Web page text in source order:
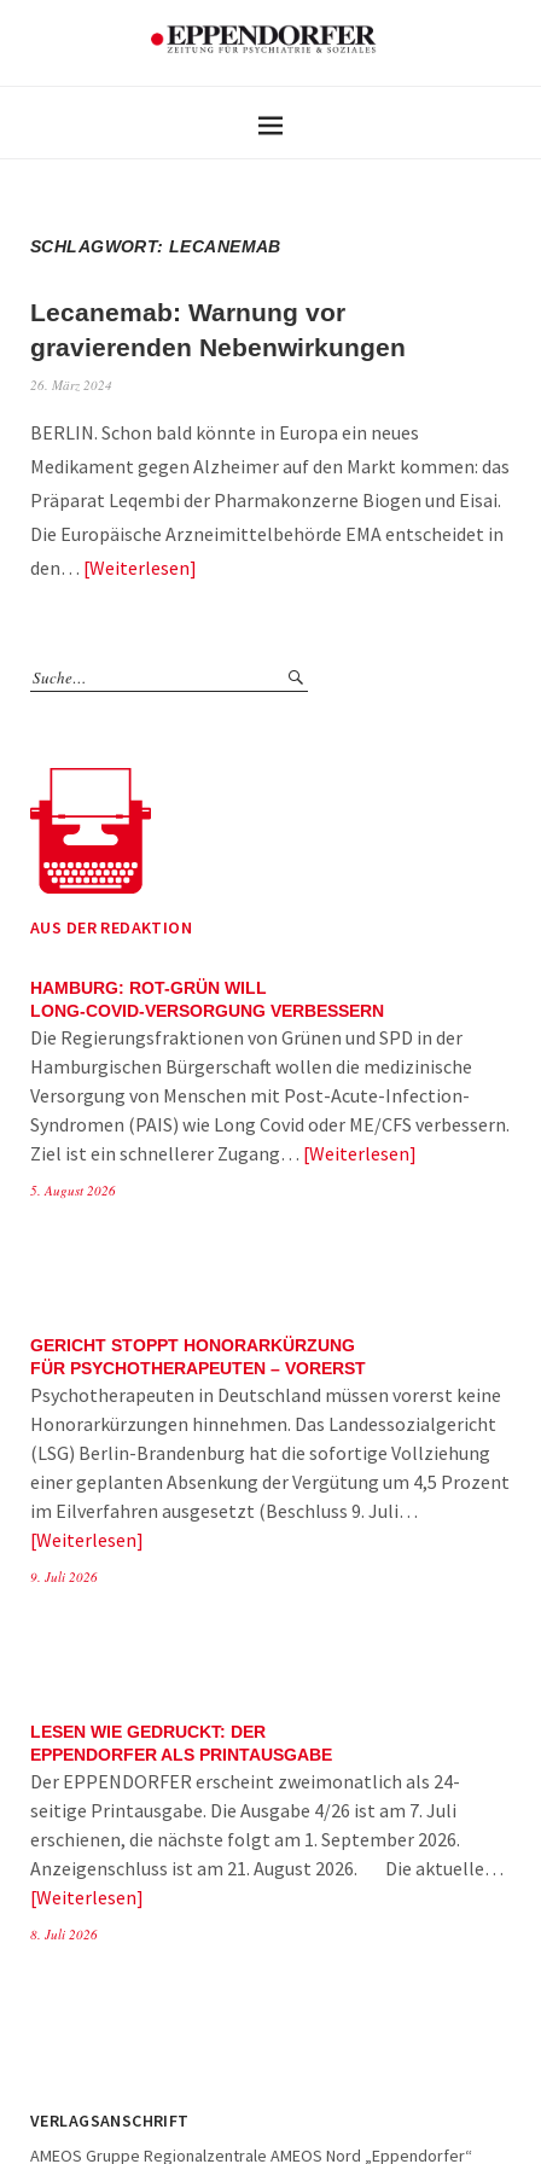
SCHLAGWORT:LECANEMAB
Lecanemab: Warnung vor
gravierenden Nebenwirkungen
26. März 2024
BERLIN. Schon bald könnte in Europa ein neues
Medikament gegen Alzheimer auf den Markt kommen: das
Präparat Leqembi der Pharmakonzerne Biogen und Eisai.
Die Europäische Arzneimittelbehörde EMA entscheidet in
den… Weiterlesen
AUS DER REDAKTION
HAMBURG: ROT-GRÜN WILL
LONG-COVID-VERSORGUNG VERBESSERN
Die Regierungsfraktionen von Grünen und SPD in der
Hamburgischen Bürgerschaft wollen die medizinische
Versorgung von Menschen mit Post-Acute-Infection-
Syndromen (PAIS) wie Long Covid oder ME/CFS verbessern.
Ziel ist ein schnellerer Zugang… Weiterlesen
5. August 2026
GERICHT STOPPT HONORARKÜRZUNG
FÜR PSYCHOTHERAPEUTEN – VORERST
Psychotherapeuten in Deutschland müssen vorerst keine
Honorarkürzungen hinnehmen. Das Landessozialgericht
(LSG) Berlin-Brandenburg hat die sofortige Vollziehung
einer geplanten Absenkung der Vergütung um 4,5 Prozent
im Eilverfahren ausgesetzt (Beschluss 9. Juli…
Weiterlesen
9. Juli 2026
LESEN WIE GEDRUCKT: DER
EPPENDORFER ALS PRINTAUSGABE
Der EPPENDORFER erscheint zweimonatlich als 24-
seitige Printausgabe. Die Ausgabe 4/26 ist am 7. Juli
erschienen, die nächste folgt am 1. September 2026.
Anzeigenschluss ist am 21. August 2026. Die aktuelle…
Weiterlesen
8. Juli 2026
VERLAGSANSCHRIFT
AMEOS Gruppe Regionalzentrale AMEOS Nord „Eppendorfer“